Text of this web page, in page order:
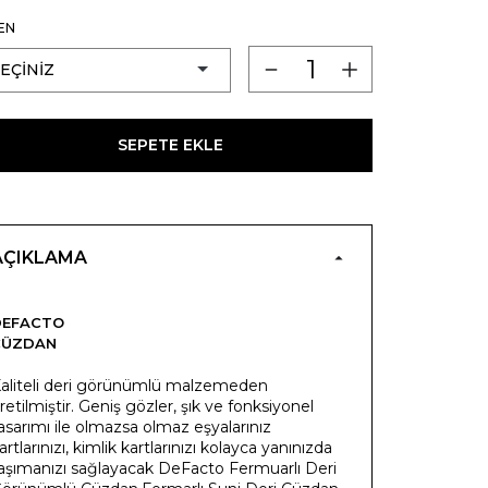
SEPETE EKLE
deri görünümlü malzemeden
Geniş gözler, şık ve fonksiyonel
ile olmazsa olmaz eşyalarınız
kimlik kartlarınızı kolayca yanınızda
sağlayacak DeFacto Fermuarlı Deri